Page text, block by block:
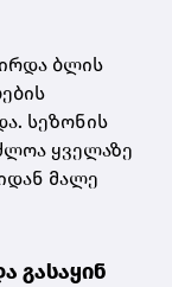
ბლის
სეზონის
ყველაზე
მალე
გასაყინ